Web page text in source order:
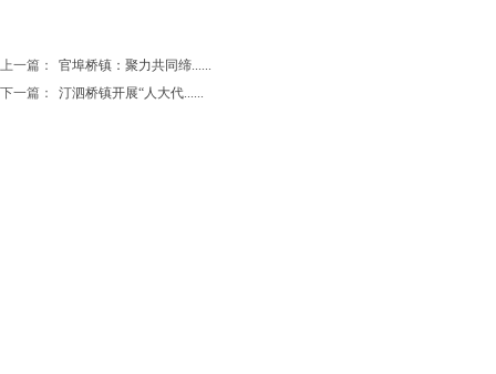
上一篇：
官埠桥镇：聚力共同缔......
下一篇：
汀泗桥镇开展“人大代......